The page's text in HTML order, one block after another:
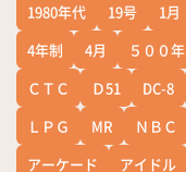
1980年代
19号 1月
4年制
4月 ５００年
ＣＴＣ
Ｄ51 DC-8
ＬＰＧ
MR ＮＢＣ
アーケード
アイドル